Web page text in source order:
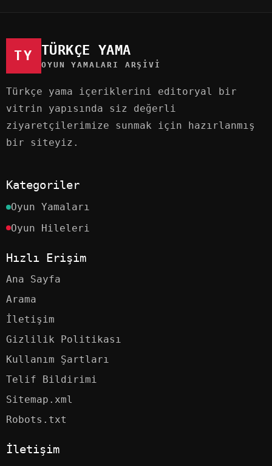
TY TÜRKÇE YAMA
OYUN YAMALARI ARŞIVI
Türkçe yama içeriklerini editoryal bir
vitrin yapısında siz değerli
ziyaretçilerimize sunmak için hazırlanmış
bir siteyiz.
Kategoriler
Oyun Yamaları
Oyun Hileleri
Hızlı Erişim
Ana Sayfa
Arama
İletişim
Gizlilik Politikası
Kullanım Şartları
Telif Bildirimi
Sitemap.xml
Robots.txt
İletişim